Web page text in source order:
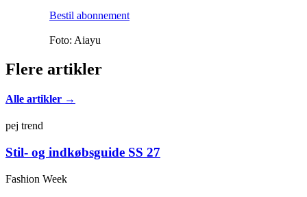
Bestil abonnement
Foto: Aiayu
Flere artikler
Alle artikler →
pej trend
Stil- og indkøbsguide SS 27
Fashion Week